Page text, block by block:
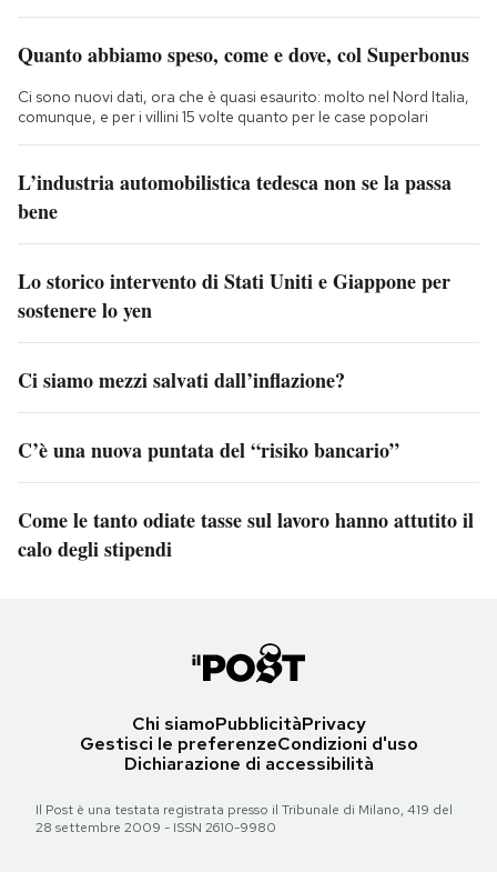
Quanto abbiamo speso, come e dove, col Superbonus
Ci sono nuovi dati, ora che è quasi esaurito: molto nel Nord Italia,
comunque, e per i villini 15 volte quanto per le case popolari
L’industria automobilistica tedesca non se la passa
bene
Lo storico intervento di Stati Uniti e Giappone per
sostenere lo yen
Ci siamo mezzi salvati dall’inflazione?
C’è una nuova puntata del “risiko bancario”
Come le tanto odiate tasse sul lavoro hanno attutito il
calo degli stipendi
Chi siamoPubblicitàPrivacy
Gestisci le preferenzeCondizioni d'uso
Dichiarazione di accessibilità
Il Post è una testata registrata presso il Tribunale di Milano, 419 del
28 settembre 2009 - ISSN 2610-9980